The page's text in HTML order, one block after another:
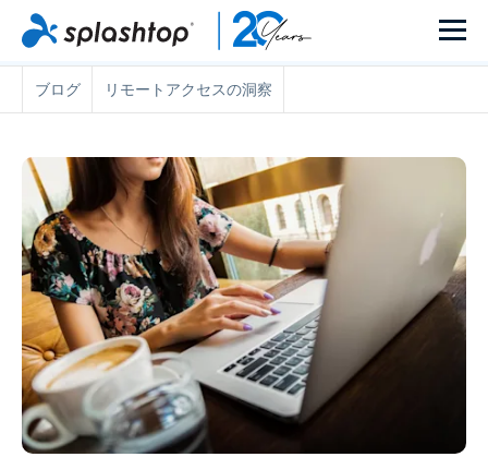
ブログ リモートアクセスの洞察